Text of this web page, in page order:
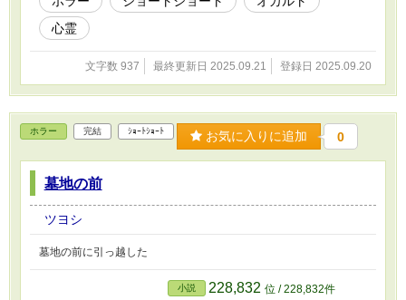
心霊
文字数 937 最終更新日 2025.09.21 登録日 2025.09.20
ホラー 完結 ｼｮｰﾄｼｮｰﾄ お気に入りに追加 0
墓地の前
ツヨシ
墓地の前に引っ越した
小説 228,832 位 / 228,832件